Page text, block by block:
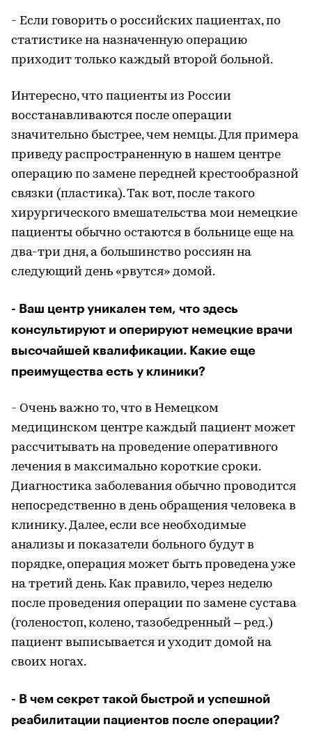
- Если говорить о российских пациентах, по
статистике на назначенную операцию
приходит только каждый второй больной.
Интересно, что пациенты из России
восстанавливаются после операции
значительно быстрее, чем немцы. Для примера
приведу распространенную в нашем центре
операцию по замене передней крестообразной
связки (пластика). Так вот, после такого
хирургического вмешательства мои немецкие
пациенты обычно остаются в больнице еще на
два-три дня, а большинство россиян на
следующий день «рвутся» домой.
- Ваш центр уникален тем, что здесь
консультируют и оперируют немецкие врачи
высочайшей квалификации. Какие еще
преимущества есть у клиники?
- Очень важно то, что в Немецком
медицинском центре каждый пациент может
рассчитывать на проведение оперативного
лечения в максимально короткие сроки.
Диагностика заболевания обычно проводится
непосредственно в день обращения человека в
клинику. Далее, если все необходимые
анализы и показатели больного будут в
порядке, операция может быть проведена уже
на третий день. Как правило, через неделю
после проведения операции по замене сустава
(голеностоп, колено, тазобедренный – ред.)
пациент выписывается и уходит домой на
своих ногах.
- В чем секрет такой быстрой и успешной
реабилитации пациентов после операции?